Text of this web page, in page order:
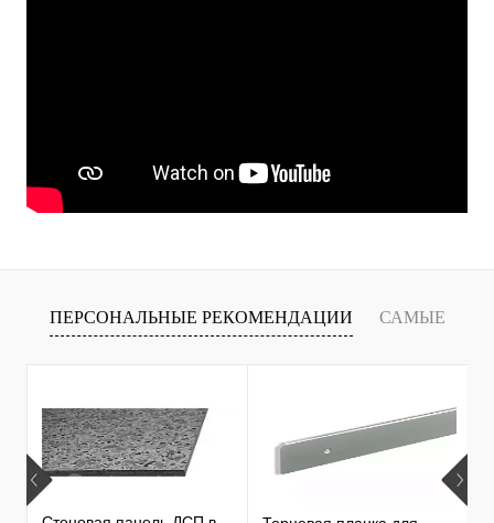
ПЕРСОНАЛЬНЫЕ РЕКОМЕНДАЦИИ САМЫЕ
ПРОДАВАЕМЫЕ ТОВАРЫ